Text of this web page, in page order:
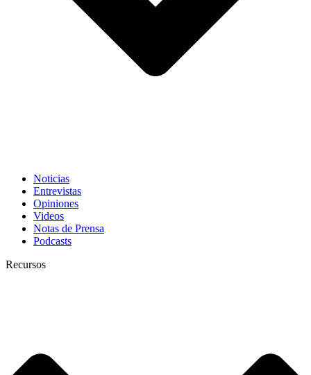
Noticias
Entrevistas
Opiniones
Videos
Notas de Prensa
Podcasts
Recursos